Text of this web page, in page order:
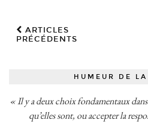
ARTICLES
PRÉCÉDENTS
HUMEUR DE
« Il y a deux choix fondamentaux
qu’elles sont, ou accepter la